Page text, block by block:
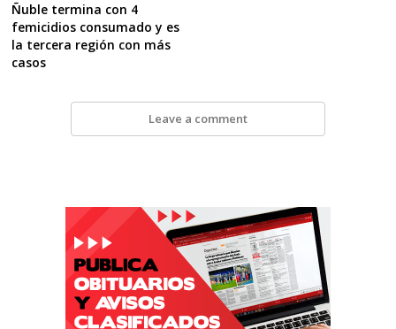
Ñuble termina con 4
femicidios consumado y es
la tercera región con más
casos
Leave a comment